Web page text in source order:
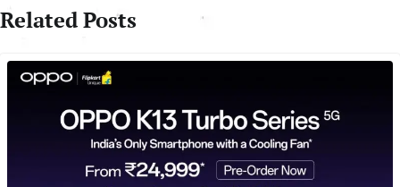
Related Posts